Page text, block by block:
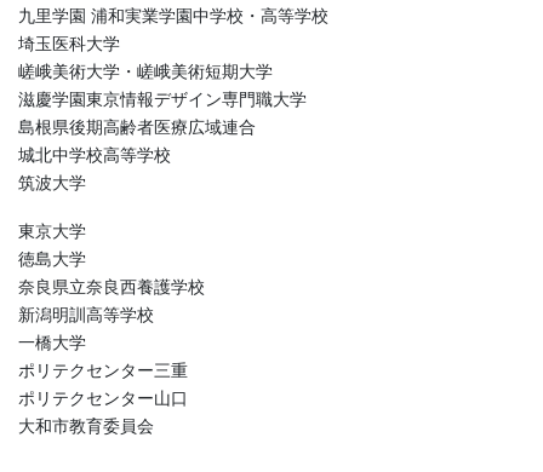
九里学園 浦和実業学園中学校・高等学校
埼玉医科大学
嵯峨美術大学・嵯峨美術短期大学
滋慶学園東京情報デザイン専門職大学
島根県後期高齢者医療広域連合
城北中学校高等学校
筑波大学
東京大学
徳島大学
奈良県立奈良西養護学校
新潟明訓高等学校
一橋大学
ポリテクセンター三重
ポリテクセンター山口
大和市教育委員会